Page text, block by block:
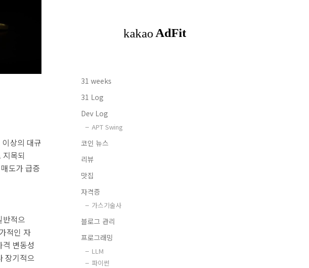
상의 대규
목되
도가 급증
반적으
적인 자
변동성
장기적으
31 weeks
31 Log
Dev Log
APT Swing
코인 뉴스
리뷰
맛집
자격증
가스기술사
블로그 관리
프로그래밍
LLM
파이썬